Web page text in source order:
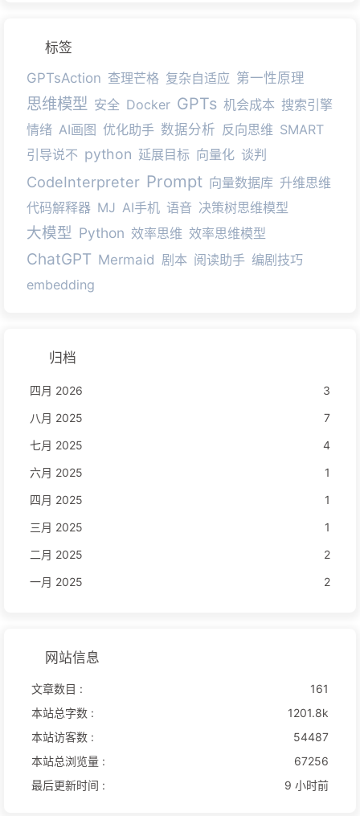
标签
GPTsAction 查理芒格 复杂自适应 第一性原理
思维模型 安全 Docker GPTs 机会成本 搜索引擎
情绪 AI画图 优化助手 数据分析 反向思维 SMART
引导说不 python 延展目标 向量化 谈判
CodeInterpreter Prompt 向量数据库 升维思维
代码解释器 MJ AI手机 语音 决策树思维模型
大模型 Python 效率思维 效率思维模型
ChatGPT Mermaid 剧本 阅读助手 编剧技巧
embedding
归档
四月 2026
3
八月 2025
7
七月 2025
4
六月 2025
1
四月 2025
1
三月 2025
1
二月 2025
2
一月 2025
2
网站信息
文章数目 :
161
本站总字数 :
1201.8k
本站访客数 :
54487
本站总浏览量 :
67256
最后更新时间 :
9 小时前